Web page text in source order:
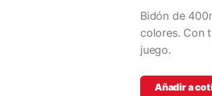
Bidón de
colores. Con
juego.
Añadir a